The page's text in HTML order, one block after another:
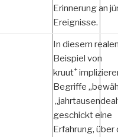
Erinnerung an
Ereignisse.
In diesem
Beispiel von
kruut+
Begriffe
geschickt eine
Erfahrung, über